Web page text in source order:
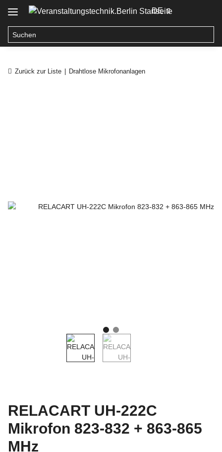
DE
Zurück zur Liste Drahtlose Mikrofonanlagen
RELACART UH-222C
Mikrofon 823-832 + 863-865
MHz